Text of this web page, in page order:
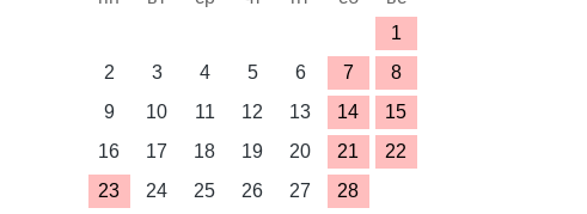
1
2
3 4 5 6 7
8
9
10 11 12 13 14
15
16
17 18 19 20 21
22
23
24 25 26 27 28